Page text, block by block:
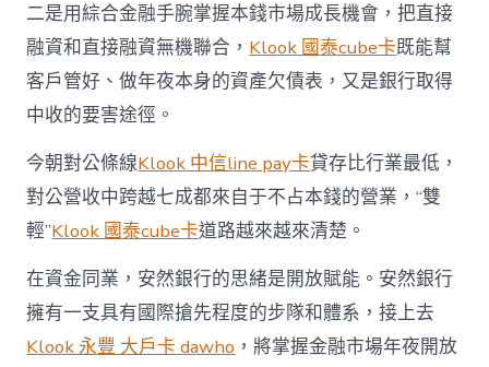
二是用綜合金融手腕掌握本錢市場成長機會，把直接
融資和直接融資無機聯合， Klook 國泰cube卡既能幫
客戶管好、做年夜本身的資產欠債表，又是銀行取得
中收的要害途徑。
今朝對公條線Klook 中信line pay卡貸存比行業最低，
對公營收中跨越七成都來自于不占本錢的營業，“雙
輕”Klook 國泰cube卡道路越來越來清楚。
在資金同業，安然銀行的思緒是開放賦能。安然銀行
擁有一支具有國際搶先程度的步隊和體系，接上去
Klook 永豐 大戶卡 dawho ，將掌握金融市場年夜開放